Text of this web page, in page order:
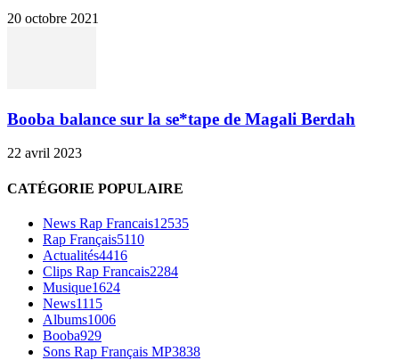
20 octobre 2021
Booba balance sur la se*tape de Magali Berdah
22 avril 2023
CATÉGORIE POPULAIRE
News Rap Francais12535
Rap Français5110
Actualités4416
Clips Rap Francais2284
Musique1624
News1115
Albums1006
Booba929
Sons Rap Français MP3838